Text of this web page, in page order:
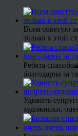
Всем советую
только в этой
Ребята
благодарна за
Удивить
художники,